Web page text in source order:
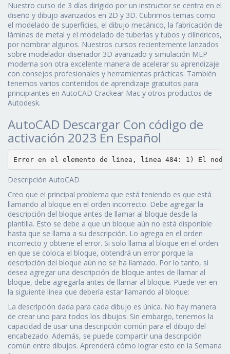
Nuestro curso de 3 días dirigido por un instructor se centra en el
diseño y dibujo avanzados en 2D y 3D. Cubrimos temas como
el modelado de superficies, el dibujo mecánico, la fabricación de
láminas de metal y el modelado de tuberías y tubos y cilíndricos,
por nombrar algunos. Nuestros cursos recientemente lanzados
sobre modelador-diseñador 3D avanzado y simulación MEP
moderna son otra excelente manera de acelerar su aprendizaje
con consejos profesionales y herramientas prácticas. También
tenemos varios contenidos de aprendizaje gratuitos para
principiantes en AutoCAD Crackear Mac y otros productos de
Autodesk.
AutoCAD Descargar Con código de
activación 2023 En Español
Error en el elemento de línea, línea 484: 1) El nodo de
Descripción AutoCAD
Creo que el principal problema que está teniendo es que está
llamando al bloque en el orden incorrecto. Debe agregar la
descripción del bloque antes de llamar al bloque desde la
plantilla. Esto se debe a que un bloque aún no está disponible
hasta que se llama a su descripción. Lo agrega en el orden
incorrecto y obtiene el error. Si solo llama al bloque en el orden
en que se coloca el bloque, obtendrá un error porque la
descripción del bloque aún no se ha llamado. Por lo tanto, si
desea agregar una descripción de bloque antes de llamar al
bloque, debe agregarla antes de llamar al bloque. Puede ver en
la siguiente línea que debería estar llamando al bloque:
La descripción dada para cada dibujo es única. No hay manera
de crear uno para todos los dibujos. Sin embargo, tenemos la
capacidad de usar una descripción común para el dibujo del
encabezado. Además, se puede compartir una descripción
común entre dibujos. Aprenderá cómo lograr esto en la Semana